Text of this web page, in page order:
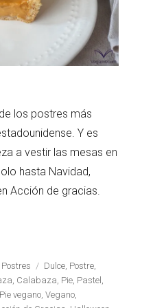
los postres más
Y es
a vestir las mesas en
hasta Navidad,
Acción de gracias.
Etiquetas
Dulce, Postre,
, Calabaza, Pie, Pastel ,
Pie vegano,Vegano,